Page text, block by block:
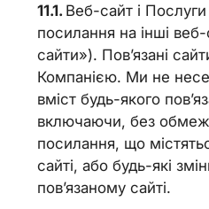
Веб-сайт і
посилання на інші веб-
сайти»). Пов’язані
Компанією. Ми не
вміст будь-якого
включаючи, без
посилання, що
сайті, або будь-які
пов’язаному сайті.